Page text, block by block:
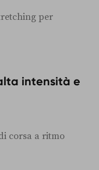
per
intensità e
corsa a ritmo